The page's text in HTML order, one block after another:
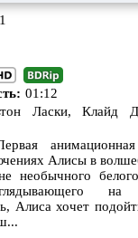
01:12
Ласки, Клайд
Алисы в
необычного
на
Алиса хочет